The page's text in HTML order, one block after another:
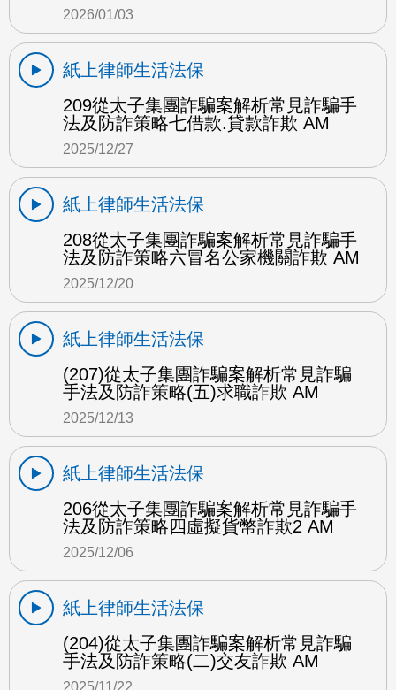
2026/01/03
紙上律師生活法保
209從太子集團詐騙案解析常見詐騙手
法及防詐策略七借款.貸款詐欺 AM
2025/12/27
紙上律師生活法保
208從太子集團詐騙案解析常見詐騙手
法及防詐策略六冒名公家機關詐欺 AM
2025/12/20
紙上律師生活法保
(207)從太子集團詐騙案解析常見詐騙
手法及防詐策略(五)求職詐欺 AM
2025/12/13
紙上律師生活法保
206從太子集團詐騙案解析常見詐騙手
法及防詐策略四虛擬貨幣詐欺2 AM
2025/12/06
紙上律師生活法保
(204)從太子集團詐騙案解析常見詐騙
手法及防詐策略(二)交友詐欺 AM